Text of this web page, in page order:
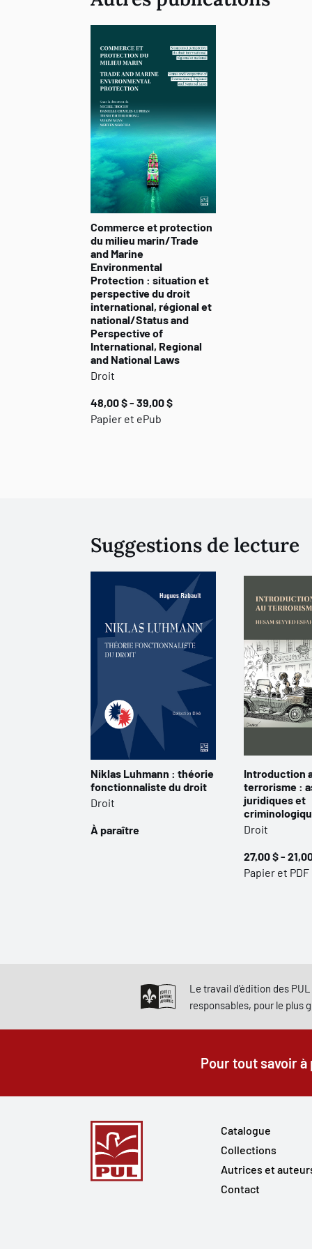
Commerce et protection
du milieu marin/Trade
and Marine
Environmental
Protection : situation et
perspective du droit
international, régional et
national/Status and
Perspective of
International, Regional
and National Laws
Droit
48,00 $ - 39,00 $
Papier et ePub
Suggestions de lecture
Niklas Luhmann : théorie
fonctionnaliste du droit
Droit
À paraître
Introduction
terrorisme :
juridiques et
Droit
27,00 $ -
Papier et PDF
Le travail d'édition des
responsables, pour le plus
Pour tout savoir
Catalogue
Collections
Autrices et
Contact